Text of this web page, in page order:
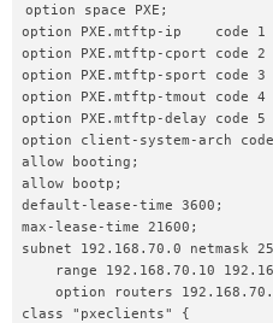
option space PXE;
option PXE.mtftp-ip    code 1
option PXE.mtftp-cport code
option PXE.mtftp-sport code
option PXE.mtftp-tmout code
option PXE.mtftp-delay code
option client-system-arch
allow booting;
allow bootp;
default-lease-time 3600;
max-lease-time 21600;
subnet 192.168.70.0 netmask
range 192.168.70.10
option routers
class "pxeclients" {